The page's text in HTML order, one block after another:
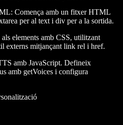
Comença amb un fitxer HTML
per al text i div per a la sortida.
elements amb CSS, utilitzant
externs mitjançant link rel i href.
amb JavaScript. Defineix
amb getVoices i configura